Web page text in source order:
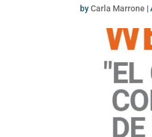
byCarla Marrone |